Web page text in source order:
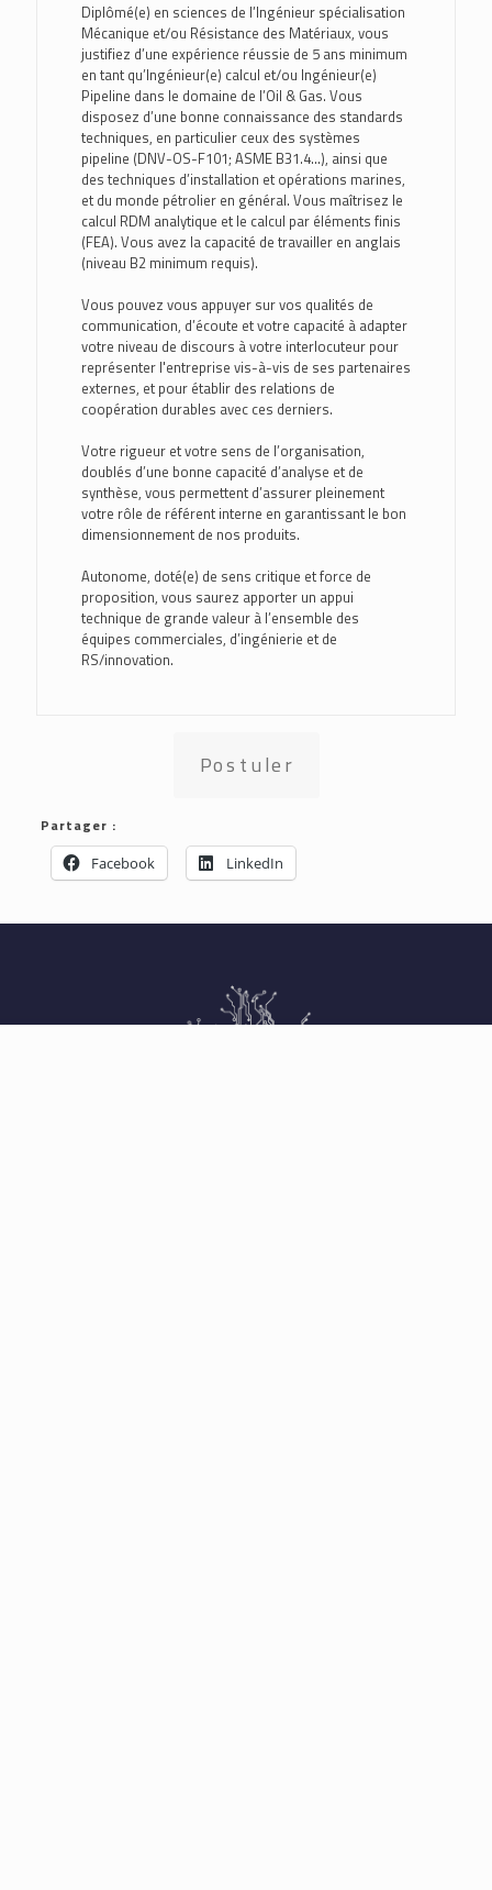
Diplômé(e) en sciences de l’Ingénieur spécialisation
Mécanique et/ou Résistance des Matériaux, vous
justifiez d’une expérience réussie de 5 ans minimum
en tant qu’Ingénieur(e) calcul et/ou Ingénieur(e)
Pipeline dans le domaine de l’Oil & Gas. Vous
disposez d’une bonne connaissance des standards
techniques, en particulier ceux des systèmes
pipeline (DNV-OS-F101; ASME B31.4…), ainsi que
des techniques d’installation et opérations marines,
et du monde pétrolier en général. Vous maîtrisez le
calcul RDM analytique et le calcul par éléments finis
(FEA). Vous avez la capacité de travailler en anglais
(niveau B2 minimum requis).
Vous pouvez vous appuyer sur vos qualités de
communication, d’écoute et votre capacité à adapter
votre niveau de discours à votre interlocuteur pour
représenter l'entreprise vis-à-vis de ses partenaires
externes, et pour établir des relations de
coopération durables avec ces derniers.
Votre rigueur et votre sens de l’organisation,
doublés d’une bonne capacité d’analyse et de
synthèse, vous permettent d’assurer pleinement
votre rôle de référent interne en garantissant le bon
dimensionnement de nos produits.
Autonome, doté(e) de sens critique et force de
proposition, vous saurez apporter un appui
technique de grande valeur à l’ensemble des
équipes commerciales, d’ingénierie et de
RS/innovation.
Postuler
Partager :
Facebook LinkedIn